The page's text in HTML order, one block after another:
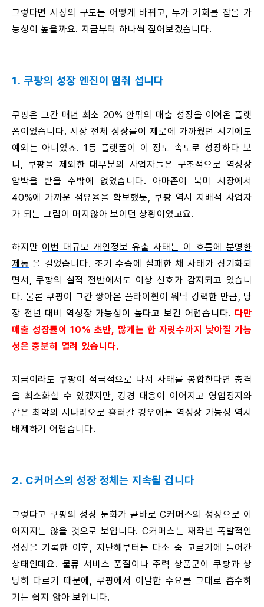
그렇다면 시장의 구도는 어떻게 바뀌고, 누가 기회를 잡을 가
능성이 높을까요. 지금부터 하나씩 짚어보겠습니다.
1. 쿠팡의 성장 엔진이 멈춰 섭니다
쿠팡은 그간 매년 최소 20% 안팎의 매출 성장을 이어온 플랫
폼이었습니다. 시장 전체 성장률이 제로에 가까웠던 시기에도
예외는 아니었죠. 1등 플랫폼이 이 정도 속도로 성장하다 보
니, 쿠팡을 제외한 대부분의 사업자들은 구조적으로 역성장
압박을 받을 수밖에 없었습니다. 아마존이 북미 시장에서
40%에 가까운 점유율을 확보했듯, 쿠팡 역시 지배적 사업자
가 되는 그림이 머지않아 보이던 상황이었고요.
하지만 이번 대규모 개인정보 유출 사태는 이 흐름에 분명한
제동 을 걸었습니다. 조기 수습에 실패한 채 사태가 장기화되
면서, 쿠팡의 실적 전반에서도 이상 신호가 감지되고 있습니
다. 물론 쿠팡이 그간 쌓아온 플라이휠이 워낙 강력한 만큼, 당
장 전년 대비 역성장 가능성이 높다고 보긴 어렵습니다. 다만
매출 성장률이 10% 초반, 많게는 한 자릿수까지 낮아질 가능
성은 충분히 열려 있습니다.
지금이라도 쿠팡이 적극적으로 나서 사태를 봉합한다면 충격
을 최소화할 수 있겠지만, 강경 대응이 이어지고 영업정지와
같은 최악의 시나리오로 흘러갈 경우에는 역성장 가능성 역시
배제하기 어렵습니다.
2. C커머스의 성장 정체는 지속될 겁니다
그렇다고 쿠팡의 성장 둔화가 곧바로 C커머스의 성장으로 이
어지지는 않을 것으로 보입니다. C커머스는 재작년 폭발적인
성장을 기록한 이후, 지난해부터는 다소 숨 고르기에 들어간
상태인데요. 물류 서비스 품질이나 주력 상품군이 쿠팡과 상
당히 다르기 때문에, 쿠팡에서 이탈한 수요를 그대로 흡수하
기는 쉽지 않아 보입니다.